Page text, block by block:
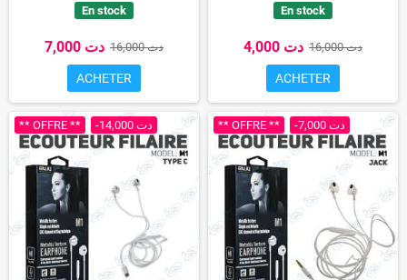
En stock
7,000 دت 16,000 دت
ACHETER
En stock
4,000 دت 16,000 دت
ACHETER
** OFFRE ** -14,000 دت ** OFFRE ** -7,000 دت